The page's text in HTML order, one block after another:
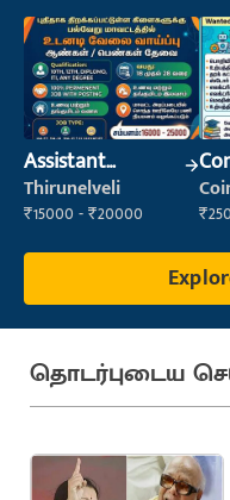
Assistant
Manager
Thirunelveli
₹15000 - ₹20000
தொடர்புடைய